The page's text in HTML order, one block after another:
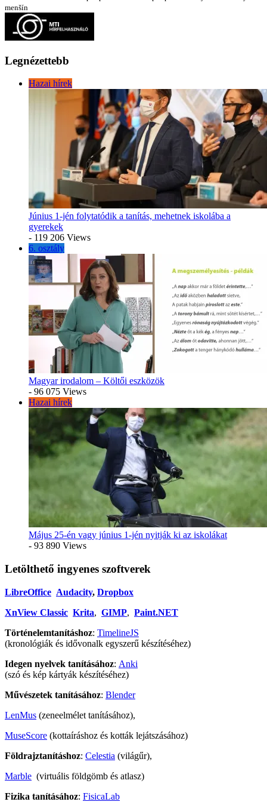
menšín
Legnézettebb
Hazai hírek
Június 1-jén folytatódik a tanítás, mehetnek iskolába a
gyerekek
- 119 206 Views
6. osztály
Magyar irodalom – Költői eszközök
- 96 075 Views
Hazai hírek
Május 25-én vagy június 1-jén nyitják ki az iskolákat
- 93 890 Views
Letölthető ingyenes szoftverek
LibreOffice Audacity, Dropbox
XnView Classic Krita, GIMP, Paint.NET
Történelemtanításhoz: TimelineJS
(kronológiák és idővonalk egyszerű készítéséhez)
Idegen nyelvek tanításához: Anki
(szó és kép kártyák készítéséhez)
Művészetek tanításához: Blender
LenMus (zeneelmélet tanításához),
MuseScore (kottaíráshoz és kották lejátszásához)
Földrajztanításhoz: Celestia (világűr),
Marble (virtuális földgömb és atlasz)
Fizika tanításához: FisicaLab